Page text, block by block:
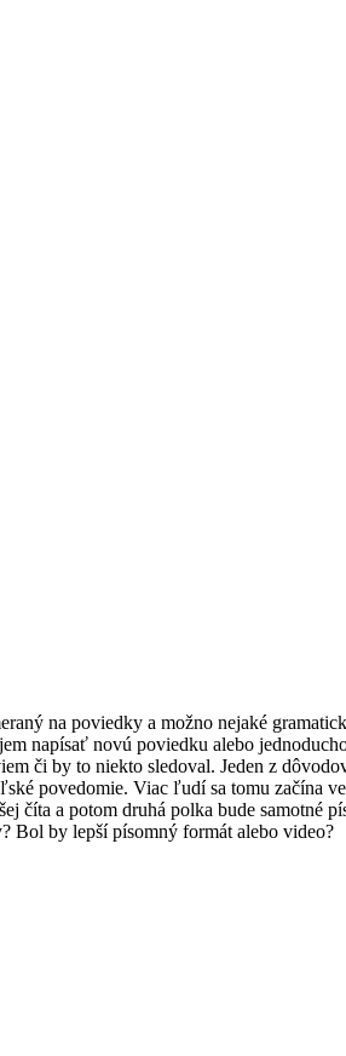
na poviedky a možno nejaké
napísať novú poviedku alebo
či by to niekto sledoval. Jeden z
povedomie. Viac ľudí sa tomu začína
a potom druhá polka bude samotné
Bol by lepší písomný formát alebo video?